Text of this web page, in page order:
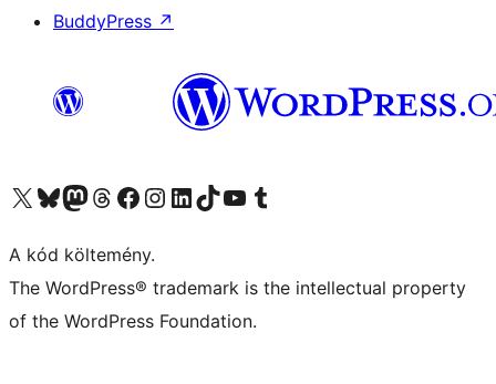
BuddyPress ↗
Visit our X (formerly Twitter) account
Visit our Bluesky account
Twitter csatornánk
Visit our Threads account
Facebook oldalunk megtekintése
Visit our Instagram account
Visit our LinkedIn account
Visit our TikTok account
Visit our YouTube channel
Visit our Tumblr account
A kód költemény.
The WordPress® trademark is the intellectual property
of the WordPress Foundation.